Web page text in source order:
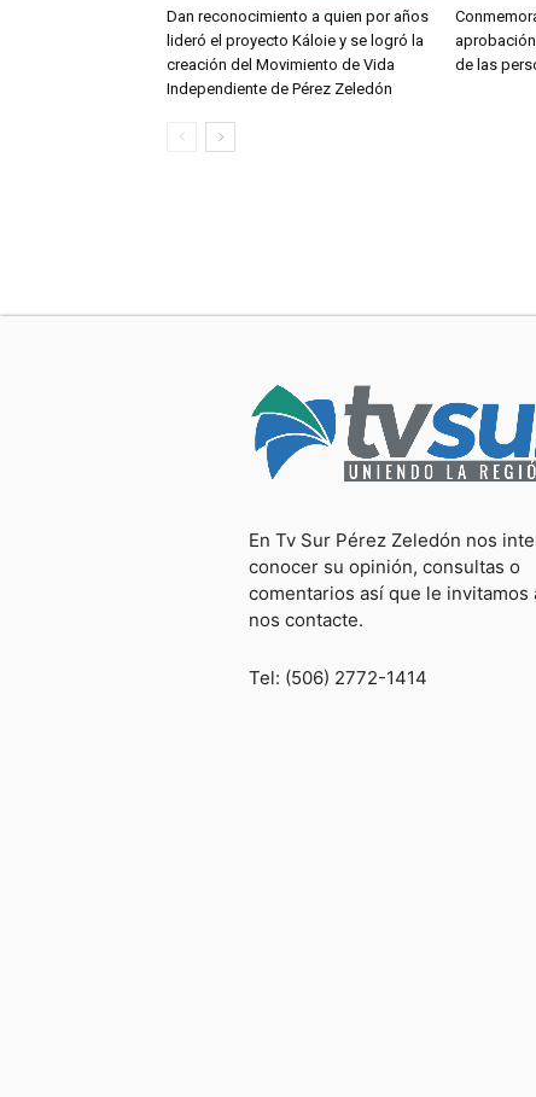
Dan reconocimiento a quien por años
lideró el proyecto Káloie y se logró la
creación del Movimiento de Vida
Independiente de Pérez Zeledón
de las
En Tv Sur Pérez Zeledón nos
conocer su opinión, consultas o
comentarios así que le invitamos
nos contacte.
Tel: (506) 2772-1414